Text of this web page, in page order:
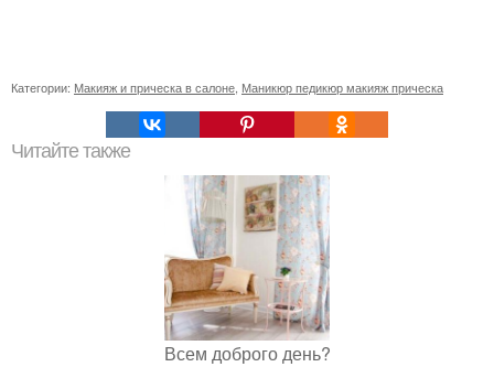
Категории: Макияж и прическа в салоне Маникюр педикюр макияж прическа
Читайте также
Всем доброго день?